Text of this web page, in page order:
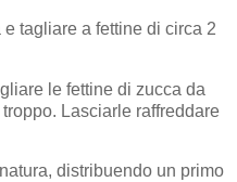
tagliare a fettine di circa 2
le fettine di zucca da
Lasciarle raffreddare
distribuendo un primo